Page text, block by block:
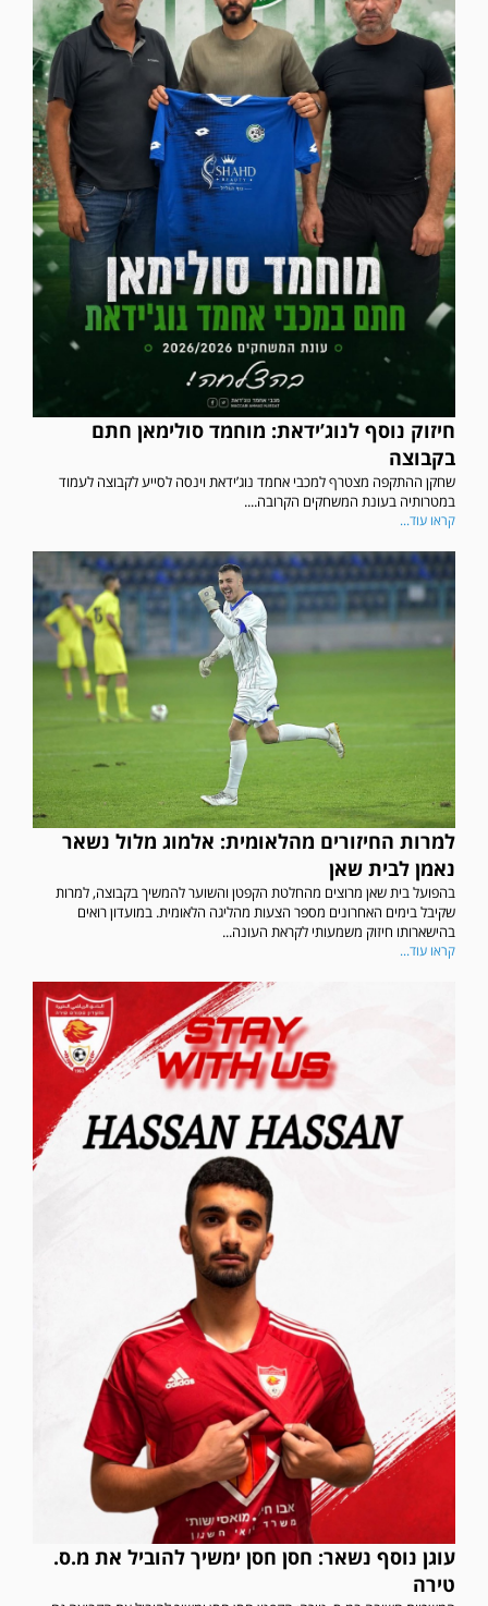
חיזוק נוסף לנוג’ידאת: מוחמד סולימאן חתם
בקבוצה
שחקן ההתקפה מצטרף למכבי אחמד נוג’ידאת וינסה לסייע לקבוצה לעמוד
במטרותיה בעונת המשחקים הקרובה....
קראו עוד...
למרות החיזורים מהלאומית: אלמוג מלול נשאר
נאמן לבית שאן
בהפועל בית שאן מרוצים מהחלטת הקפטן והשוער להמשיך בקבוצה, למרות
שקיבל בימים האחרונים מספר הצעות מהליגה הלאומית. במועדון רואים
בהישארותו חיזוק משמעותי לקראת העונה...
קראו עוד...
עוגן נוסף נשאר: חסן חסן ימשיך להוביל את מ.ס.
טירה